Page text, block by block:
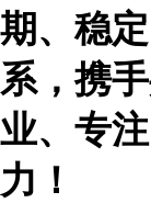
期、稳
系，携
业、专
力！